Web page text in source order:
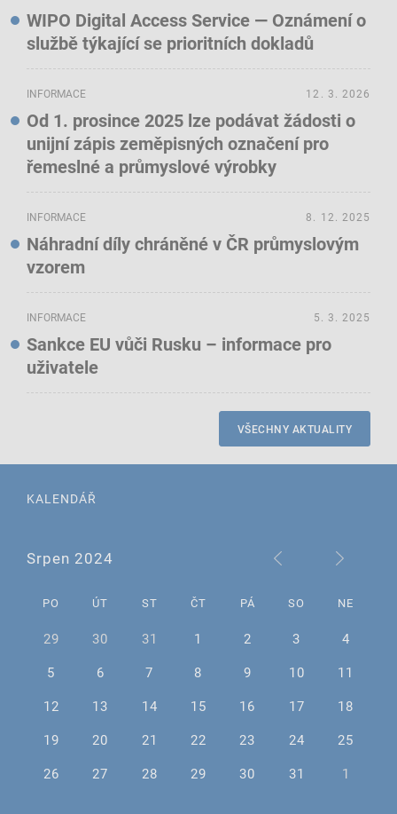
WIPO Digital Access Service — Oznámení o
službě týkající se prioritních dokladů
INFORMACE
Od 1. prosince 2025 lze podávat žádosti o
unijní zápis zeměpisných označení pro
řemeslné a průmyslové výrobky
12. 3. 2026
INFORMACE
Náhradní díly chráněné v ČR průmyslovým
vzorem
8. 12. 2025
INFORMACE
Sankce EU vůči Rusku – informace pro
uživatele
5. 3. 2025
VŠECHNY AKTUALITY
KALENDÁŘ
Srpen 2024
PO ÚT ST ČT PÁ SO NE
29 30 31 1 2 3
4
5
6 7 8 9 10
11
12
13 14 15 16 17
18
19
20 21 22 23 24
25
26
27 28 29 30 31 1